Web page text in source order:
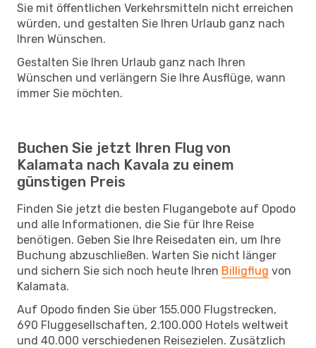
Sie mit öffentlichen Verkehrsmitteln nicht erreichen
würden, und gestalten Sie Ihren Urlaub ganz nach
Ihren Wünschen.
Gestalten Sie Ihren Urlaub ganz nach Ihren
Wünschen und verlängern Sie Ihre Ausflüge, wann
immer Sie möchten.
Buchen Sie jetzt Ihren Flug von
Kalamata nach Kavala zu einem
günstigen Preis
Finden Sie jetzt die besten Flugangebote auf Opodo
und alle Informationen, die Sie für Ihre Reise
benötigen. Geben Sie Ihre Reisedaten ein, um Ihre
Buchung abzuschließen. Warten Sie nicht länger
und sichern Sie sich noch heute Ihren Billigflug von
Kalamata.
Auf Opodo finden Sie über 155.000 Flugstrecken,
690 Fluggesellschaften, 2.100.000 Hotels weltweit
und 40.000 verschiedenen Reisezielen. Zusätzlich